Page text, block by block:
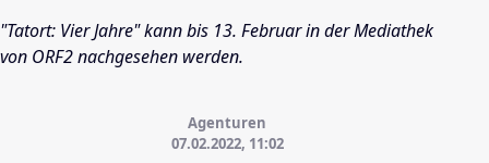
"Tatort: Vier Jahre" kann bis 13. Februar in der Mediathek
von ORF2 nachgesehen werden.
Agenturen
07.02.2022, 11:02